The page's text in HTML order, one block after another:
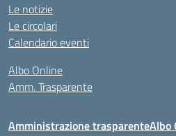
Le notizie
Le circolari
Calendario eventi
Albo Online
Amm. Trasparente
Amministrazione trasparenteAlbo